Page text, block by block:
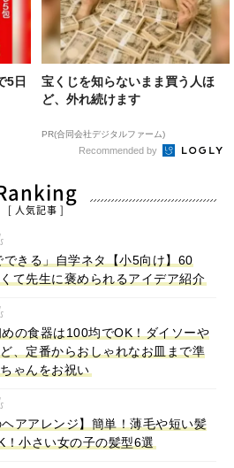
5日
宝くじを知らないまま買う人ほ
ど、外れ続けます
PR(合同会社デジタルファーム)
Recommended by
[ 人気記事 ]
できる」自学ネタ【小5向け】60
て先生に褒められるアイデア紹介
の食器は100均でOK！ダイソーや
、定番からおしゃれなお皿まで準
ゃんをお祝い
ヘアアレンジ】簡単！薄毛や短い髪
！小さい女の子の髪型6選